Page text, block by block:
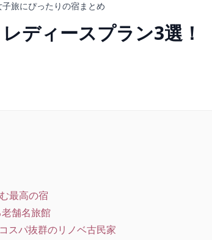
旅にぴったりの宿まとめ
ディースプラン3選！
最高の宿
舗名旅館
スパ抜群のリノベ古民家